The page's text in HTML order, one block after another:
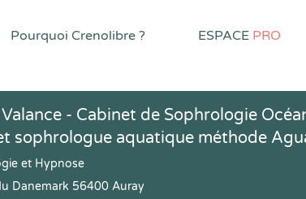
Pourquoi Crenolibre ? ESPACE PRO
- Cabinet de Sophrologie
sophrologue aquatique méthode
et Hypnose
Danemark 56400 Auray